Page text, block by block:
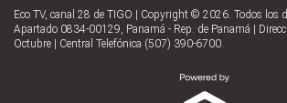
Eco TV, canal 28 de TIGO | Copyright © 2026. Todos los
Apartado 0834-00129, Panamá - Rep. de Panamá |
Octubre | Central Telefónica (507) 390-6700.